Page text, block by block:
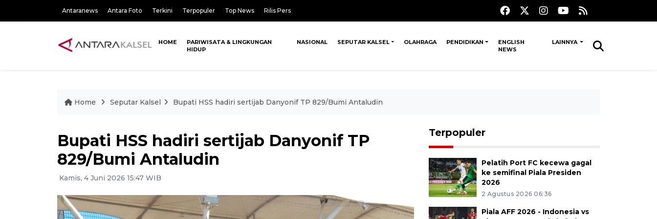
Antaranews Antara Foto Terkini Terpopuler Top News Rilis Pers
HOME
PARIWISATA & LINGKUNGAN
HIDUP
NASIONAL SEPUTAR KALSEL OLAHRAGA PENDIDIKAN
ENGLISH
NEWS
LAINNYA
Home Seputar Kalsel Bupati HSS hadiri sertijab Danyonif TP 829/Bumi Antaludin
Bupati HSS hadiri sertijab Danyonif TP
829/Bumi Antaludin
Kamis, 4 Juni 2026 15:47 WIB
Terpopuler
Pelatih Port FC kecewa gagal
ke semifinal Piala Presiden
2026
2 Agustus 2026 06:36
Piala AFF 2026 - Indonesia vs